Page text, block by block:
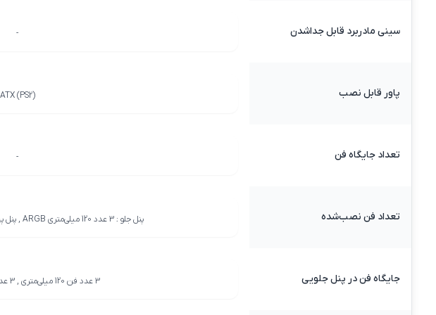
سینی مادربرد قابل جداشدن -
پاور قابل نصب ATX (PS2)
تعداد جایگاه‌ فن -
تعداد فن نصب‌شده پنل جلو : 3 عدد 120 میلی‌متری ARGB , پنل پشت : 1 عدد 120 میلی‌متری ARGB
جایگاه فن در پنل جلویی 3 عدد فن 120 میلی‌متری , 3 عدد فن 140 میلی‌متری